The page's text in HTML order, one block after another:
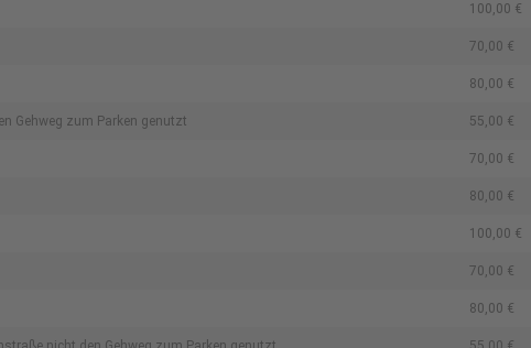
100,00 €
70,00 €
80,00 €
Gehweg zum Parken genutzt 55,00 €
70,00 €
80,00 €
100,00 €
70,00 €
80,00 €